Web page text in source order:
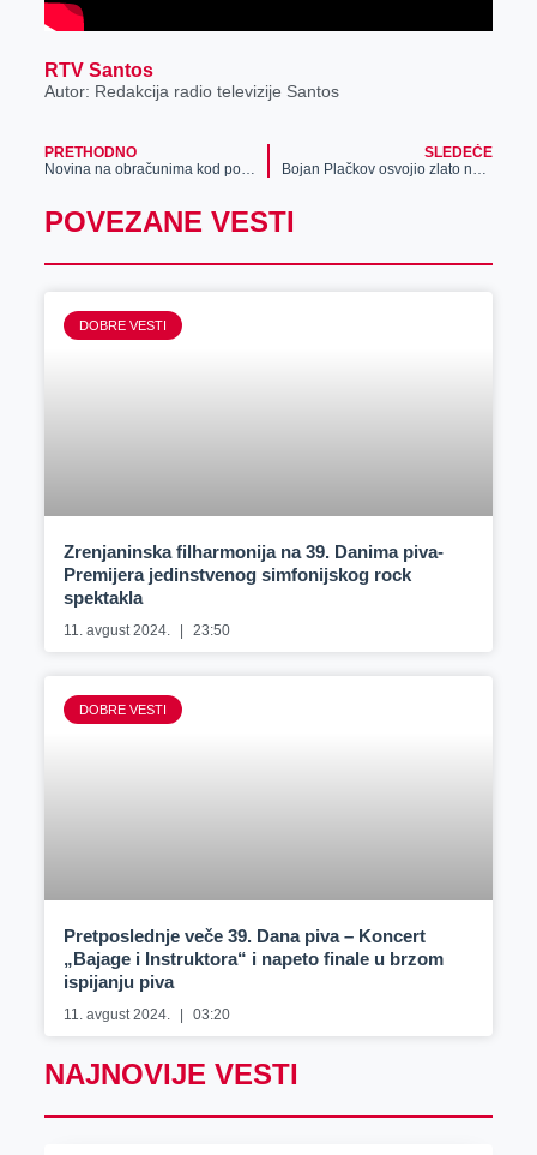
RTV Santos
Autor: Redakcija radio televizije Santos
PRETHODNO
Novina na obračunima kod poreza na imovinu
SLEDEĆE
Bojan Plačkov osvojio zlato na Međunarodnom takmičenju u ronjenju
POVEZANE VESTI
DOBRE VESTI
Zrenjaninska filharmonija na 39. Danima piva-
Premijera jedinstvenog simfonijskog rock
spektakla
11. avgust 2024. 23:50
DOBRE VESTI
Pretposlednje veče 39. Dana piva – Koncert
„Bajage i Instruktora“ i napeto finale u brzom
ispijanju piva
11. avgust 2024. 03:20
NAJNOVIJE VESTI